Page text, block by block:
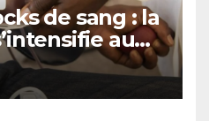
de sang : la
au